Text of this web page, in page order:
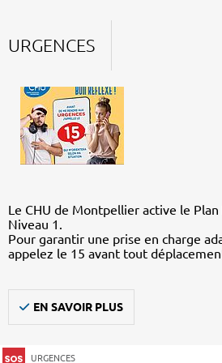
URGENCES
Le CHU de Montpellier active le
Niveau 1.
Pour garantir une prise en charge
appelez le 15 avant tout
EN SAVOIR PLUS
URGENCES